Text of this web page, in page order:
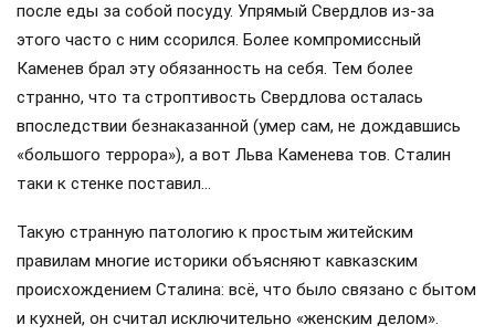
после еды за собой посуду. Упрямый Свердлов из-за
этого часто с ним ссорился. Более компромиссный
Каменев брал эту обязанность на себя. Тем более
странно, что та строптивость Свердлова осталась
впоследствии безнаказанной (умер сам, не дождавшись
«большого террора»), а вот Льва Каменева тов. Сталин
таки к стенке поставил…
Такую странную патологию к простым житейским
правилам многие историки объясняют кавказским
происхождением Сталина: всё, что было связано с бытом
и кухней, он считал исключительно «женским делом».